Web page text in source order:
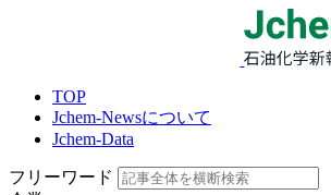
TOP
Jchem-Newsについて
Jchem-Data
フリーワード